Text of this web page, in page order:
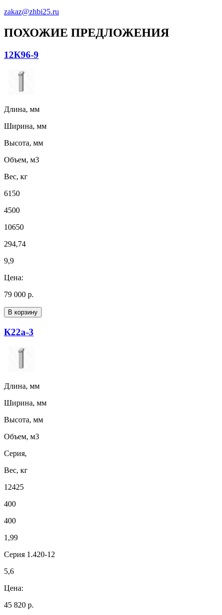
zakaz@zhbi25.ru
ПОХОЖИЕ ПРЕДЛОЖЕНИЯ
12К96-9
Длина, мм
Ширина, мм
Высота, мм
Объем, м3
Вес, кг
6150
4500
10650
294,74
9,9
Цена:
79 000 р.
В корзину
К22а-3
Длина, мм
Ширина, мм
Высота, мм
Объем, м3
Серия,
Вес, кг
12425
400
400
1,99
Серия 1.420-12
5,6
Цена:
45 820 р.